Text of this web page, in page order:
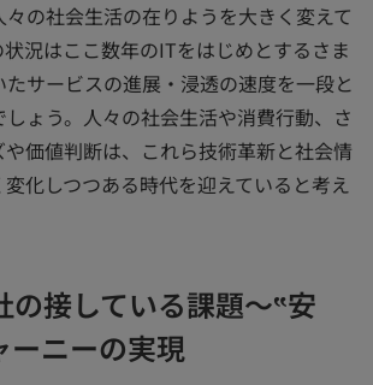
の社会生活の在りようを大きく変えて
況はここ数年のITをはじめとするさま
サービスの進展・浸透の速度を一段と
ょう。人々の社会生活や消費行動、さ
や価値判断は、これら技術革新と社会情
化しつつある時代を迎えていると考え
の接している課題～‟安
ーニーの実現